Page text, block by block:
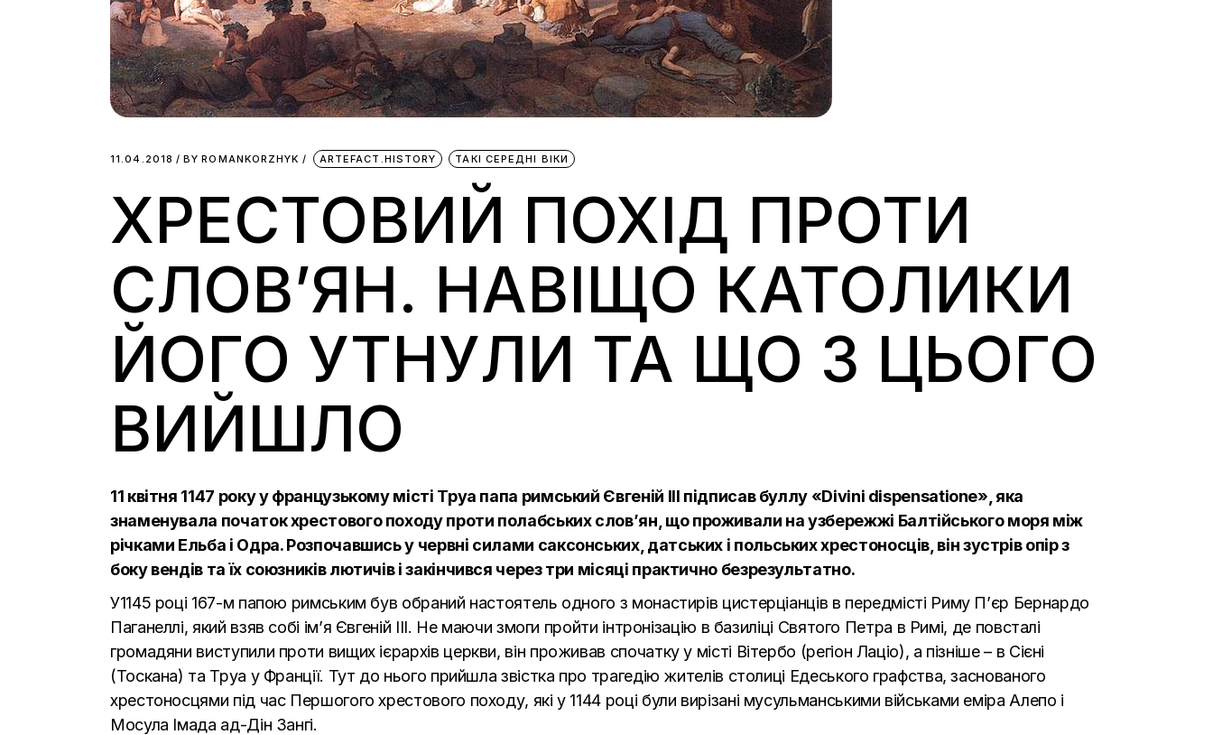
11.04.2018 BY ROMANKORZHYK ARTEFACT.HISTORY ТАКІ СЕРЕДНІ ВІКИ
ХРЕСТОВИЙ ПОХІД ПРОТИ
СЛОВ’ЯН. НАВІЩО КАТОЛИКИ
ЙОГО УТНУЛИ ТА ЩО З ЦЬОГО
ВИЙШЛО
11 квітня 1147 року у французькому місті Труа папа римський Євгеній III підписав буллу «Divini dispensatione», яка
знаменувала початок хрестового походу проти полабських слов’ян, що проживали на узбережжі Балтійського моря між
річками Ельба і Одра. Розпочавшись у червні силами саксонських, датських і польських хрестоносців, він зустрів опір з
боку вендів та їх союзників лютичів і закінчився через три місяці практично безрезультатно.
У1145 році 167-м папою римським був обраний настоятель одного з монастирів цистерціанців в передмісті Риму П’єр Бернардо
Паганеллі, який взяв собі ім’я Євгеній III. Не маючи змоги пройти інтронізацію в базиліці Святого Петра в Римі, де повсталі
громадяни виступили проти вищих ієрархів церкви, він проживав спочатку у місті Вітербо (регіон Лаціо), а пізніше – в Сієні
(Тоскана) та Труа у Франції. Тут до нього прийшла звістка про трагедію жителів столиці Едеського графства, заснованого
хрестоносцями під час Першогого хрестового походу, які у 1144 році були вирізані мусульманськими військами еміра Алепо і
Мосула Імада ад-Дін Зангі.